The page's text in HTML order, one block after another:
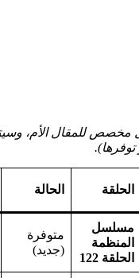
مخصص للمقال الأم،
توفرها).
الحلقة الحالة
مسلسل
المنظمة
الحلقة 122
متوفرة
(جديد)